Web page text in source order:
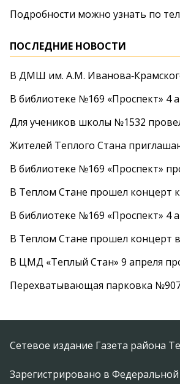
Подробности можно узнать по
ПОСЛЕДНИЕ НОВОСТИ
В ДМШ им. А.М.
В библиотеке №169 «Проспект» 4
Для учеников школы №1532
Жителей Теплого Стана
В библиотеке №169 «Проспект»
В Теплом Стане прошел концерт
В библиотеке №169 «Проспект» 4
В Теплом Стане прошел концерт
В ЦМД «Теплый Стан» 9 апреля
Перехватывающая парковка
Сетевое издание Газета района
Зарегистрировано в